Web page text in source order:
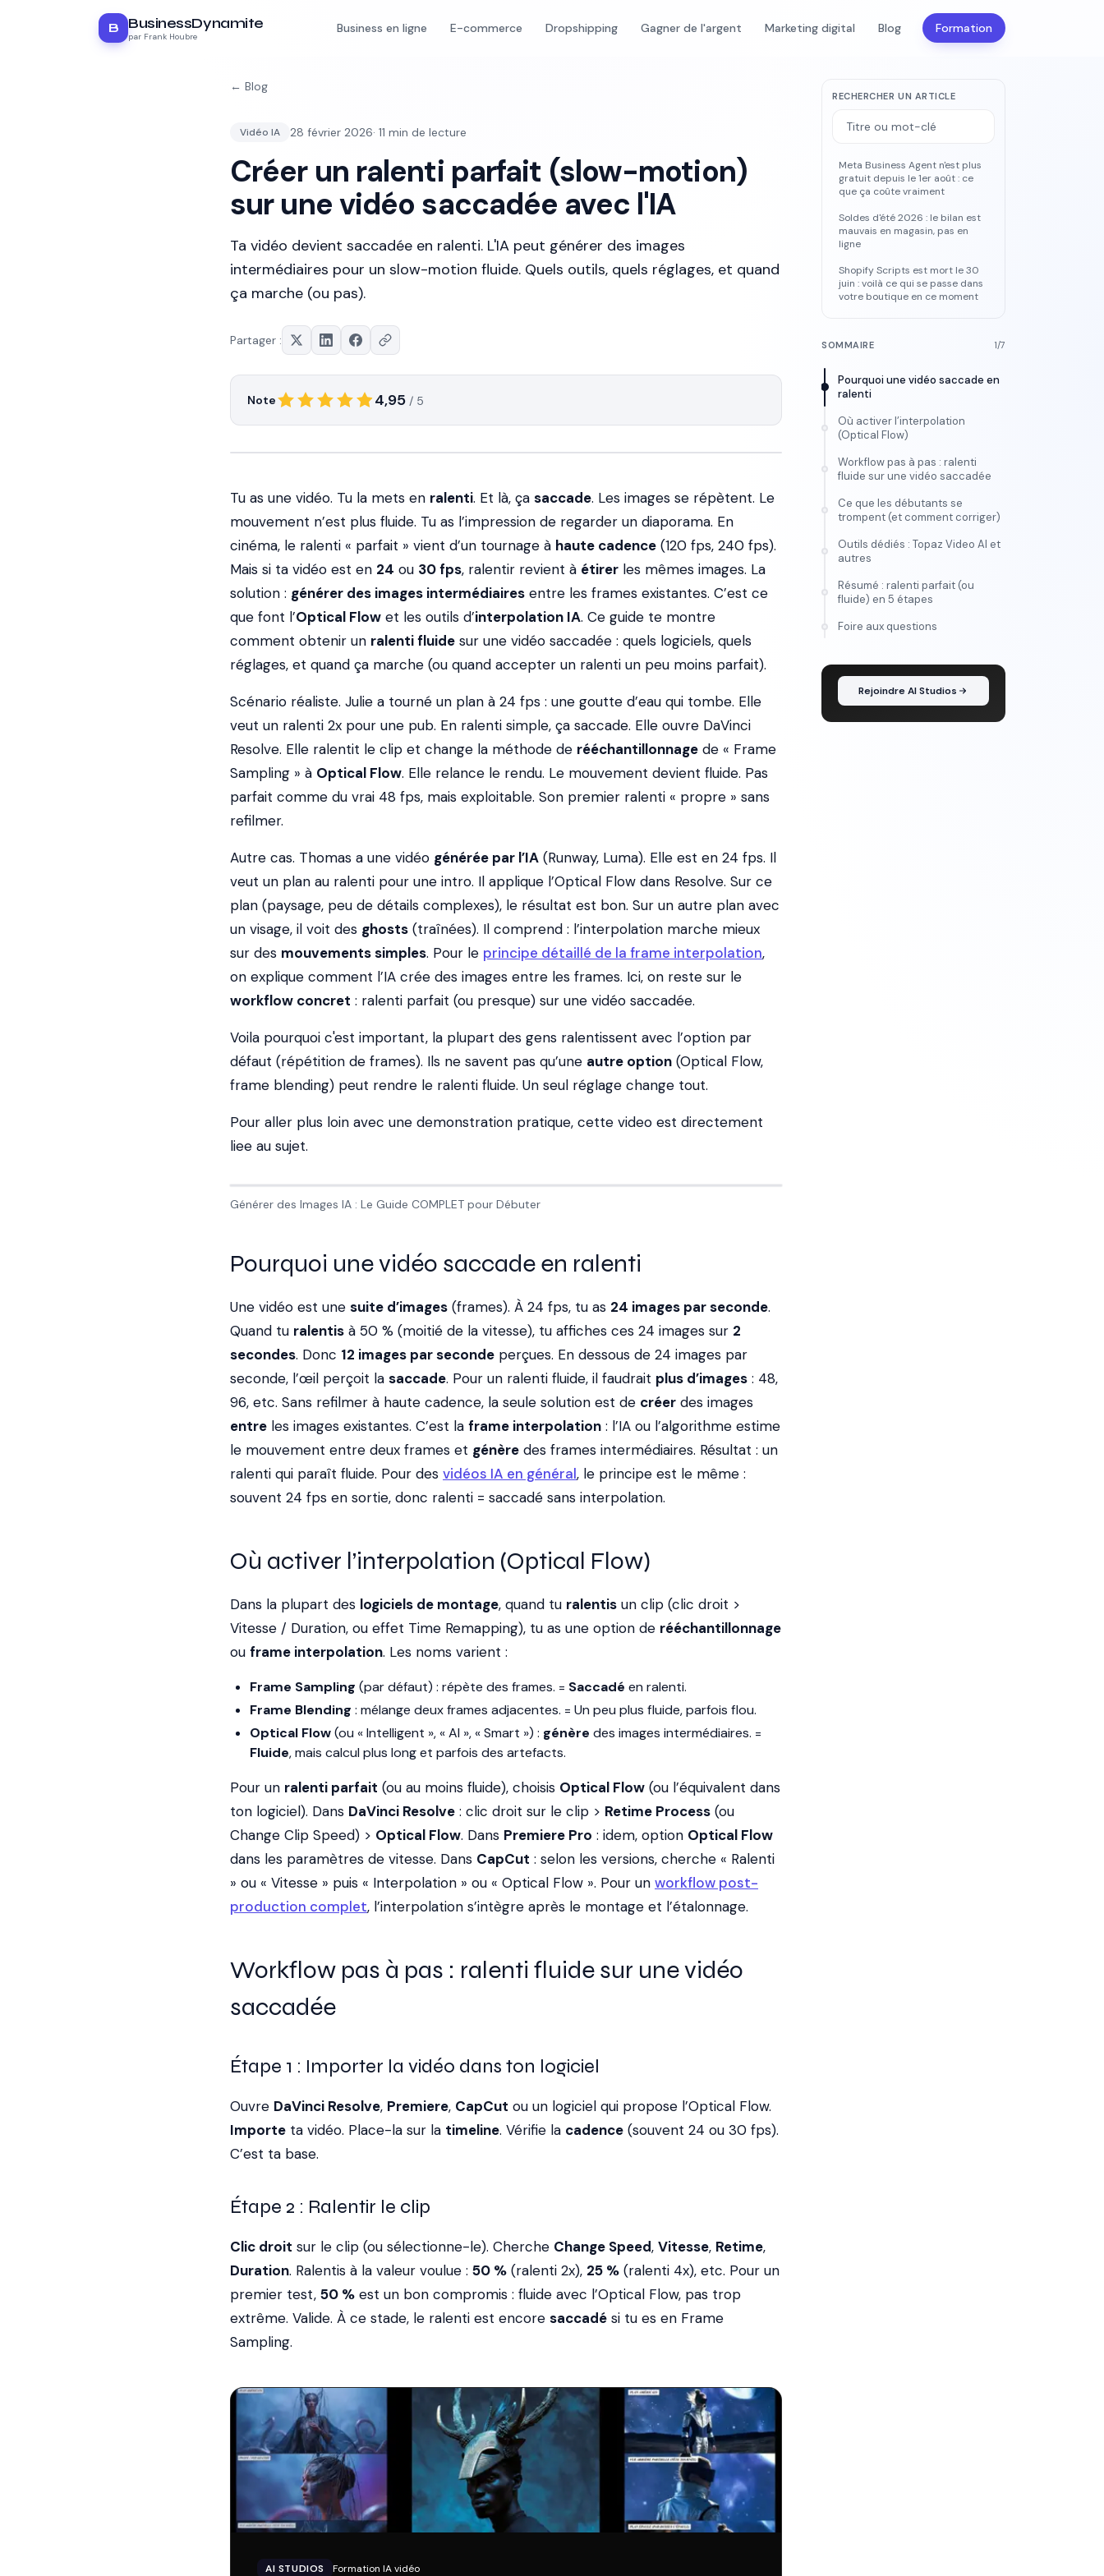
B BusinessDynamite
par Frank Houbre
Business en ligne E-commerce Dropshipping Gagner de l'argent Marketing digital Blog Formation
← Blog
Vidéo IA 28 février 2026· 11 min de lecture
Créer un ralenti parfait (slow-motion)
sur une vidéo saccadée avec l'IA
Ta vidéo devient saccadée en ralenti. L'IA peut générer des images
intermédiaires pour un slow-motion fluide. Quels outils, quels réglages, et quand
ça marche (ou pas).
Partager :
Note 4,95 / 5
Tu as une vidéo. Tu la mets en ralenti. Et là, ça saccade. Les images se répètent. Le
mouvement n’est plus fluide. Tu as l’impression de regarder un diaporama. En
cinéma, le ralenti « parfait » vient d’un tournage à haute cadence (120 fps, 240 fps).
Mais si ta vidéo est en 24 ou 30 fps, ralentir revient à étirer les mêmes images. La
solution : générer des images intermédiaires entre les frames existantes. C’est ce
que font l’Optical Flow et les outils d’interpolation IA. Ce guide te montre
comment obtenir un ralenti fluide sur une vidéo saccadée : quels logiciels, quels
réglages, et quand ça marche (ou quand accepter un ralenti un peu moins parfait).
Scénario réaliste. Julie a tourné un plan à 24 fps : une goutte d’eau qui tombe. Elle
veut un ralenti 2x pour une pub. En ralenti simple, ça saccade. Elle ouvre DaVinci
Resolve. Elle ralentit le clip et change la méthode de rééchantillonnage de « Frame
Sampling » à Optical Flow. Elle relance le rendu. Le mouvement devient fluide. Pas
parfait comme du vrai 48 fps, mais exploitable. Son premier ralenti « propre » sans
refilmer.
Autre cas. Thomas a une vidéo générée par l’IA (Runway, Luma). Elle est en 24 fps. Il
veut un plan au ralenti pour une intro. Il applique l’Optical Flow dans Resolve. Sur ce
plan (paysage, peu de détails complexes), le résultat est bon. Sur un autre plan avec
un visage, il voit des ghosts (traînées). Il comprend : l’interpolation marche mieux
sur des mouvements simples. Pour le principe détaillé de la frame interpolation,
on explique comment l’IA crée des images entre les frames. Ici, on reste sur le
workflow concret : ralenti parfait (ou presque) sur une vidéo saccadée.
Voila pourquoi c'est important, la plupart des gens ralentissent avec l’option par
défaut (répétition de frames). Ils ne savent pas qu’une autre option (Optical Flow,
frame blending) peut rendre le ralenti fluide. Un seul réglage change tout.
Pour aller plus loin avec une demonstration pratique, cette video est directement
liee au sujet.
Générer des Images IA : Le Guide COMPLET pour Débuter
Pourquoi une vidéo saccade en ralenti
Une vidéo est une suite d’images (frames). À 24 fps, tu as 24 images par seconde.
Quand tu ralentis à 50 % (moitié de la vitesse), tu affiches ces 24 images sur 2
secondes. Donc 12 images par seconde perçues. En dessous de 24 images par
seconde, l’œil perçoit la saccade. Pour un ralenti fluide, il faudrait plus d’images : 48,
96, etc. Sans refilmer à haute cadence, la seule solution est de créer des images
entre les images existantes. C’est la frame interpolation : l’IA ou l’algorithme estime
le mouvement entre deux frames et génère des frames intermédiaires. Résultat : un
ralenti qui paraît fluide. Pour des vidéos IA en général, le principe est le même :
souvent 24 fps en sortie, donc ralenti = saccadé sans interpolation.
Où activer l’interpolation (Optical Flow)
Dans la plupart des logiciels de montage, quand tu ralentis un clip (clic droit >
Vitesse / Duration, ou effet Time Remapping), tu as une option de rééchantillonnage
ou frame interpolation. Les noms varient :
Frame Sampling (par défaut) : répète des frames. = Saccadé en ralenti.
Frame Blending : mélange deux frames adjacentes. = Un peu plus fluide, parfois flou.
Optical Flow(ou « Intelligent », « AI », « Smart ») : génère des images intermédiaires. =
Fluide, mais calcul plus long et parfois des artefacts.
Pour un ralenti parfait (ou au moins fluide), choisis Optical Flow (ou l’équivalent dans
ton logiciel). Dans DaVinci Resolve : clic droit sur le clip > Retime Process (ou
Change Clip Speed) > Optical Flow. Dans Premiere Pro : idem, option Optical Flow
dans les paramètres de vitesse. Dans CapCut : selon les versions, cherche « Ralenti
» ou « Vitesse » puis « Interpolation » ou « Optical Flow ». Pour un workflow post-
production complet, l’interpolation s’intègre après le montage et l’étalonnage.
Workflow pas à pas : ralenti fluide sur une vidéo
saccadée
Étape 1 : Importer la vidéo dans ton logiciel
Ouvre DaVinci Resolve, Premiere, CapCut ou un logiciel qui propose l’Optical Flow.
Importe ta vidéo. Place-la sur la timeline. Vérifie la cadence (souvent 24 ou 30 fps).
C’est ta base.
Étape 2 : Ralentir le clip
Clic droit sur le clip (ou sélectionne-le). Cherche Change Speed, Vitesse, Retime,
Duration. Ralentis à la valeur voulue : 50 % (ralenti 2x), 25 % (ralenti 4x), etc. Pour un
premier test, 50 % est un bon compromis : fluide avec l’Optical Flow, pas trop
extrême. Valide. À ce stade, le ralenti est encore saccadé si tu es en Frame
Sampling.
AI STUDIOS Formation IA vidéo
RECHERCHER UN ARTICLE
Meta Business Agent n'est plus
gratuit depuis le 1er août : ce
que ça coûte vraiment
Soldes d'été 2026 : le bilan est
mauvais en magasin, pas en
ligne
Shopify Scripts est mort le 30
juin : voilà ce qui se passe dans
votre boutique en ce moment
SOMMAIRE 1/7
Pourquoi une vidéo saccade en
ralenti
Où activer l’interpolation
(Optical Flow)
Workflow pas à pas : ralenti
fluide sur une vidéo saccadée
Ce que les débutants se
trompent (et comment corriger)
Outils dédiés : Topaz Video AI et
autres
Résumé : ralenti parfait (ou
fluide) en 5 étapes
Foire aux questions
Rejoindre AI Studios